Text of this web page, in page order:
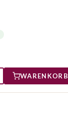
WARENKORB